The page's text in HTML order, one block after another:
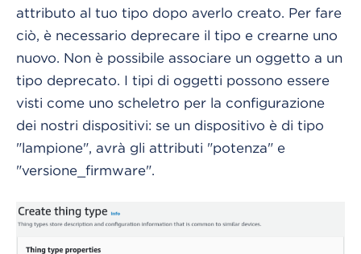
attributo al tuo tipo dopo averlo creato. Per fare
ciò, è necessario deprecare il tipo e crearne uno
nuovo. Non è possibile associare un oggetto a un
tipo deprecato. I tipi di oggetti possono essere
visti come uno scheletro per la configurazione
dei nostri dispositivi: se un dispositivo è di tipo
"lampione", avrà gli attributi "potenza" e
"versione_firmware".